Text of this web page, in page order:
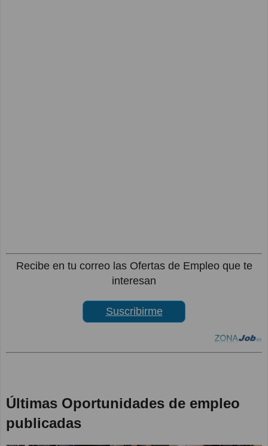
Recibe en tu correo las Ofertas de Empleo que te
interesan
Suscribirme
Últimas Oportunidades de empleo
publicadas